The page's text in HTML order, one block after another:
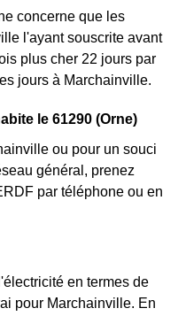
concerne que les
l'ayant souscrite avant
plus cher 22 jours par
jours à Marchainville.
le 61290 (Orne)
ou pour un souci
général, prenez
par téléphone ou en
en termes de
pour Marchainville. En